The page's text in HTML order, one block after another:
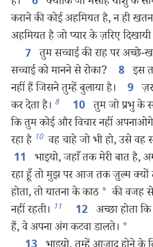
कराने की कोई अहमियत है, न ही
अहमियत है जो प्यार के ज़रिए दिखायी
7 तुम सच्चाई की राह पर अच्छे-
सच्चाई को मानने से रोका?
8 इस
नहीं हैं जिसने तुम्हें बुलाया है।
9
कर देता है। 8 10 तुम जो प्रभु के
कि तुम कोई और विचार नहीं
रहा है 10 वह चाहे जो भी हो, उसे
11
भाइयो, जहाँ तक मेरी बात है,
रहा हूँ तो मुझ पर आज तक ज़ुल्म क्यों
होता, तो यातना के काठ * की वजह
नहीं रहती। 11 12 अच्छा होता
हैं, वे अपना अंग कटवा डालते। *